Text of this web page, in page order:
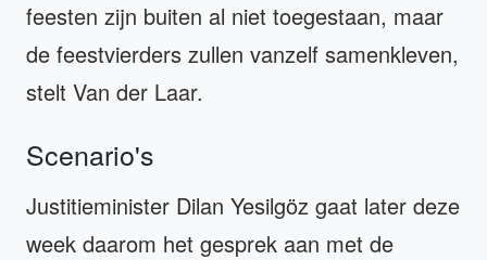
feesten zijn buiten al niet toegestaan, maar
de feestvierders zullen vanzelf samenkleven,
stelt Van der Laar.
Scenario's
Justitieminister Dilan Yesilgöz gaat later deze
week daarom het gesprek aan met de